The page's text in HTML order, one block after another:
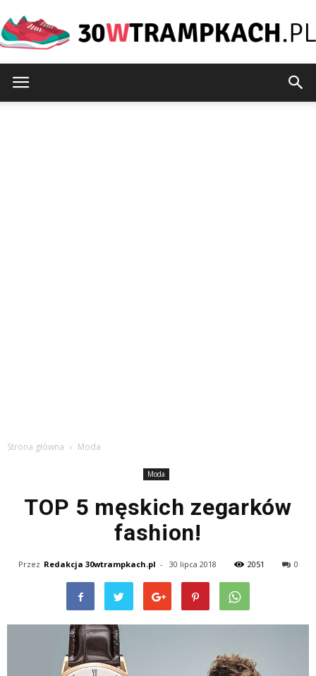
Strona główna Moda
Moda
TOP 5 męskich zegarków
fashion!
Przez Redakcja 30wtrampkach.pl - 30 lipca 2018 2051 0